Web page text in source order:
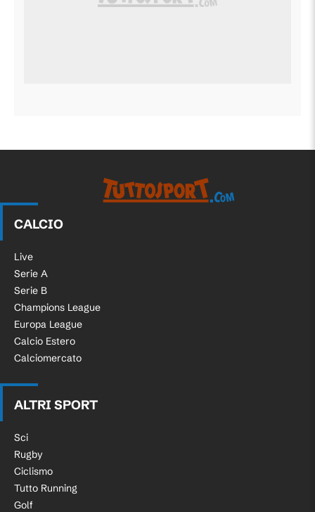
CALCIO
Live
Serie A
Serie B
Champions League
Europa League
Calcio Estero
Calciomercato
ALTRI SPORT
Sci
Rugby
Ciclismo
Tutto Running
Golf